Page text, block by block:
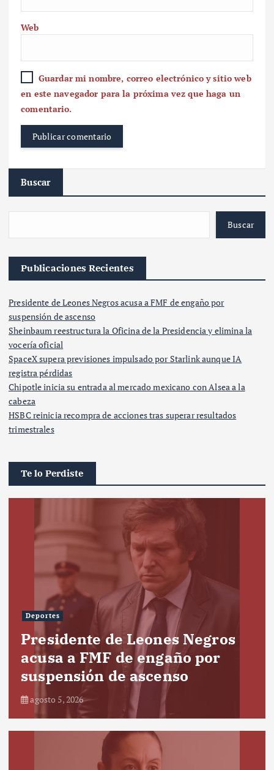
Web
Guardar mi nombre, correo electrónico y sitio web
en este navegador para la próxima vez que haga un
comentario.
Buscar
Buscar
Publicaciones Recientes
Presidente de Leones Negros acusa a FMF de engaño por
suspensión de ascenso
Sheinbaum reestructura la Oficina de la Presidencia y elimina la
vocería oficial
SpaceX supera previsiones impulsado por Starlink aunque IA
registra pérdidas
Chipotle inicia su entrada al mercado mexicano con Alsea a la
cabeza
HSBC reinicia recompra de acciones tras superar resultados
trimestrales
Te lo Perdiste
Deportes
Presidente de Leones Negros
acusa a FMF de engaño por
suspensión de ascenso
agosto 5, 2026